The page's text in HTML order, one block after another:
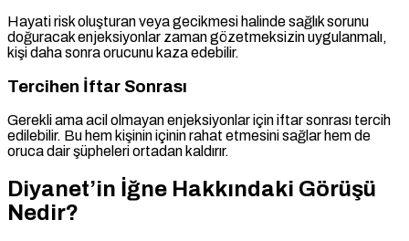
Hayati risk oluşturan veya gecikmesi halinde sağlık sorunu
doğuracak enjeksiyonlar zaman gözetmeksizin uygulanmalı,
kişi daha sonra orucunu kaza edebilir.
Tercihen İftar Sonrası
Gerekli ama acil olmayan enjeksiyonlar için iftar sonrası tercih
edilebilir. Bu hem kişinin içinin rahat etmesini sağlar hem de
oruca dair şüpheleri ortadan kaldırır.
Diyanet’in İğne Hakkındaki Görüşü
Nedir?